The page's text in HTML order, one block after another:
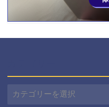
テ